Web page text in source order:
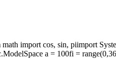
import cos, sin, piimport
a = 100fi =